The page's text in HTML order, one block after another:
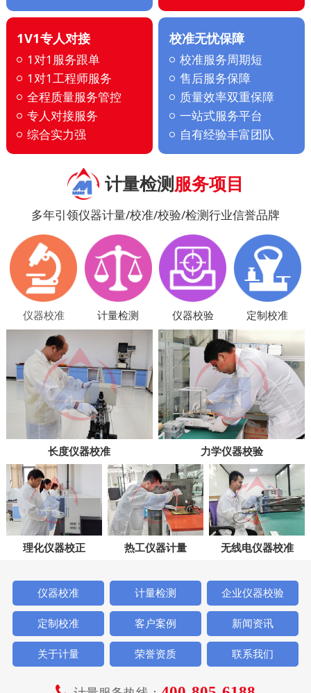
1V1专人对接
1对1服务跟单
1对1工程师服务
全程质量服务管控
专人对接服务
综合实力强
校准无忧保障
校准服务周期短
售后服务保障
质量效率双重保障
一站式服务平台
自有经验丰富团队
计量检测服务项目
多年引领仪器计量/校准/校验/检测行业信誉品牌
仪器校准 计量检测 仪器校验 定制校准
长度仪器校准 力学仪器校验
理化仪器校正 热工仪器计量 无线电仪器校准
仪器校准 计量检测 企业仪器校验
定制校准 客户案例 新闻资讯
关于计量 荣誉资质 联系我们